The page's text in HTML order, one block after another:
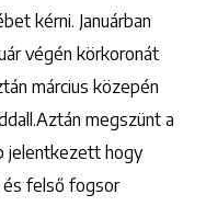
kérni. Januárban
végén körkoronát
március közepén
megszünt a
jelentkezett hogy
és felső fogsor